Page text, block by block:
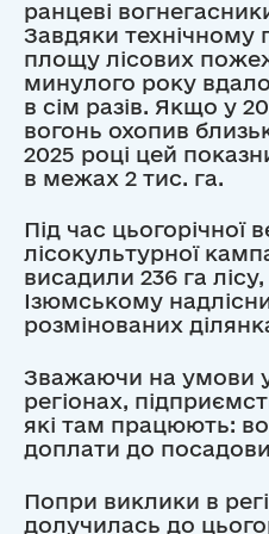
ранцеві
Завдяки
площу лісових
минулого року
в сім разів. Якщо у
вогонь охопив
2025 році цей
в межах 2 тис. га.
Під час цьогорічної
лісокультурної
висадили 236 га
Ізюмському
розмінованих
Зважаючи на умови
регіонах,
які там працюють:
доплати до
Попри виклики в
долучилась до